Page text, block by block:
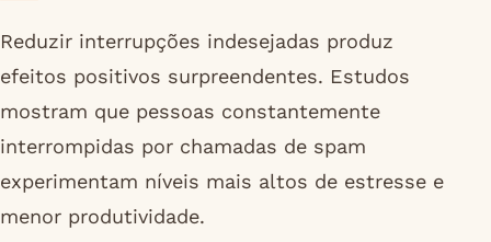
Reduzir interrupções indesejadas produz
efeitos positivos surpreendentes. Estudos
mostram que pessoas constantemente
interrompidas por chamadas de spam
experimentam níveis mais altos de estresse e
menor produtividade.